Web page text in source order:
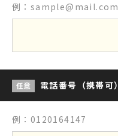
例：sample@mail.com
電話番号（携帯可）
任意
例：0120164147